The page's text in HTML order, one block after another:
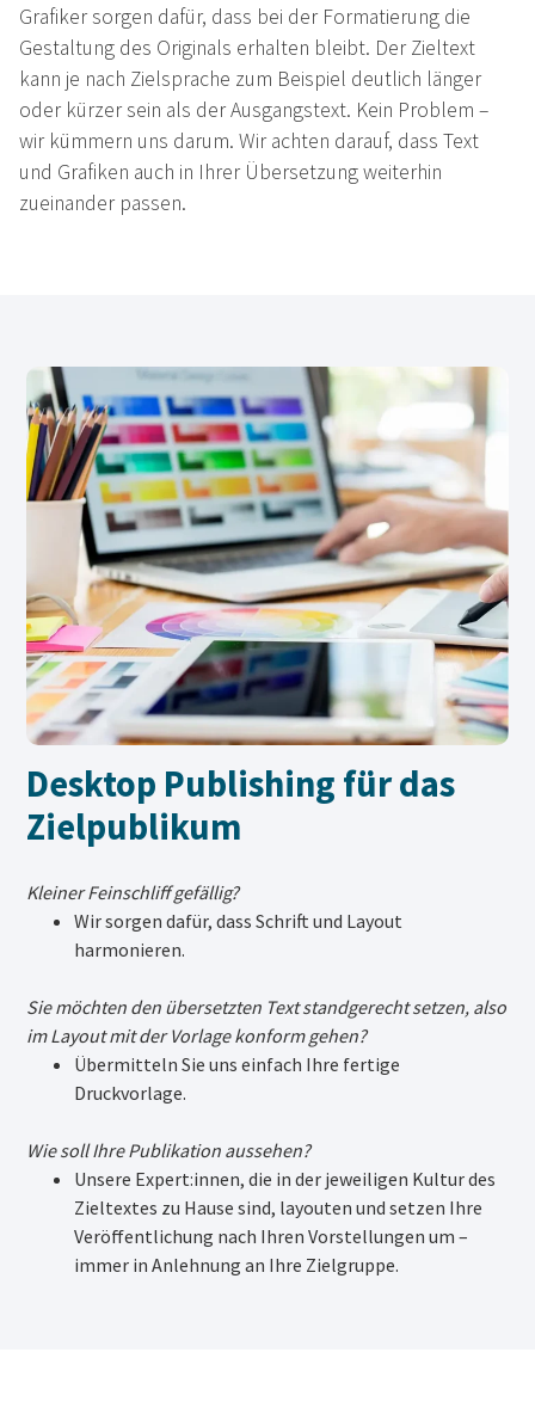
Grafiker sorgen dafür, dass bei der Formatierung die
Gestaltung des Originals erhalten bleibt. Der Zieltext
kann je nach Zielsprache zum Beispiel deutlich länger
oder kürzer sein als der Ausgangstext. Kein Problem –
wir kümmern uns darum. Wir achten darauf, dass Text
und Grafiken auch in Ihrer Übersetzung weiterhin
zueinander passen.
Desktop Publishing für das
Zielpublikum
Kleiner Feinschliff gefällig?
Wir sorgen dafür, dass Schrift und Layout
harmonieren.
Sie möchten den übersetzten Text standgerecht setzen, also
im Layout mit der Vorlage konform gehen?
Übermitteln Sie uns einfach Ihre fertige
Druckvorlage.
Wie soll Ihre Publikation aussehen?
Unsere Expert:innen, die in der jeweiligen Kultur des
Zieltextes zu Hause sind, layouten und setzen Ihre
Veröffentlichung nach Ihren Vorstellungen um –
immer in Anlehnung an Ihre Zielgruppe.